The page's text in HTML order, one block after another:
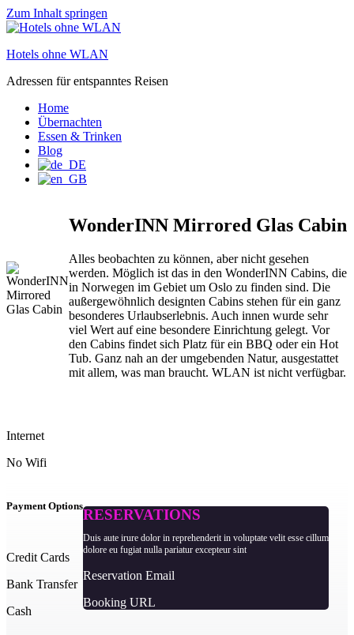
Zum Inhalt springen
Hotels ohne WLAN
Adressen für entspanntes Reisen
Home
Übernachten
Essen & Trinken
Blog
WonderINN Mirrored Glas Cabin
Alles beobachten zu können, aber nicht gesehen
werden. Möglich ist das in den WonderINN Cabins, die
in Norwegen im Gebiet um Oslo zu finden sind. Die
außergewöhnlich designten Cabins stehen für ein ganz
besonderes Urlaubserlebnis. Auch innen wurde sehr
viel Wert auf eine besondere Einrichtung gelegt. Vor
den Cabins findet sich Platz für ein BBQ oder ein Hot
Tub. Ganz nah an der umgebenden Natur, ausgestattet
mit allem, was man braucht. WLAN ist nicht verfügbar.
Internet
No Wifi
Payment Options
Credit Cards
Bank Transfer
Cash
RESERVATIONS
Duis aute irure dolor in reprehenderit in voluptate velit esse cillum
dolore eu fugiat nulla pariatur excepteur sint
Reservation Email
Booking URL